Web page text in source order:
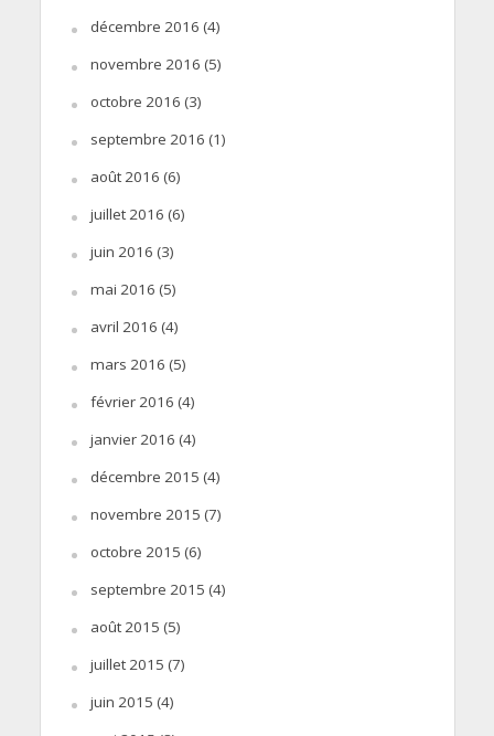
décembre 2016 (4)
novembre 2016 (5)
octobre 2016 (3)
septembre 2016 (1)
août 2016 (6)
juillet 2016 (6)
juin 2016 (3)
mai 2016 (5)
avril 2016 (4)
mars 2016 (5)
février 2016 (4)
janvier 2016 (4)
décembre 2015 (4)
novembre 2015 (7)
octobre 2015 (6)
septembre 2015 (4)
août 2015 (5)
juillet 2015 (7)
juin 2015 (4)